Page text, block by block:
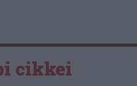
cikkei